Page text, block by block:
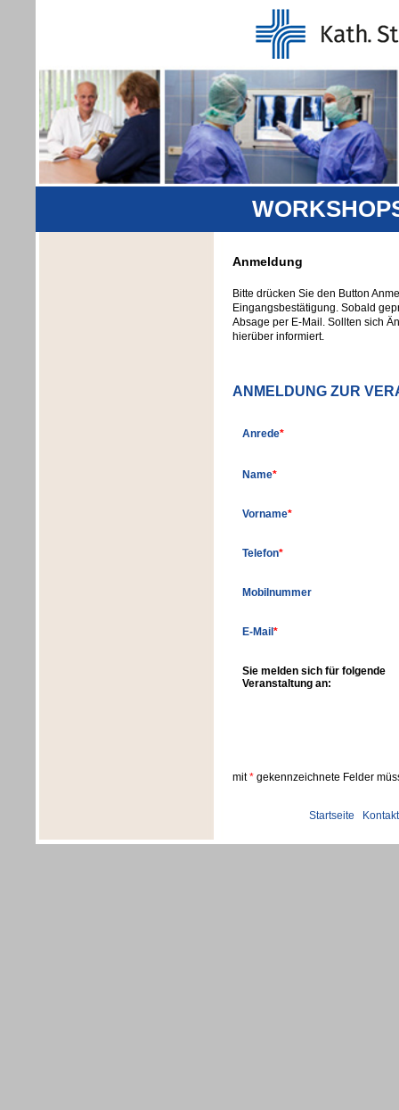
Anmeldung
Bitte drücken Sie den Button
Eingangsbestätigung. Sobald
Absage per E-Mail. Sollten sich
hierüber informiert.
ANMELDUNG ZUR
Anrede*
Name*
Vorname*
Telefon*
Mobilnummer
E-Mail *
Sie melden sich für folgende
Veranstaltung an:
mit* gekennzeichnete Felder
Startseite